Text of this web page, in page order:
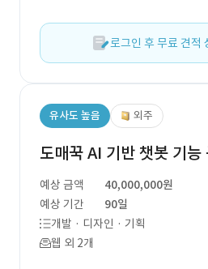
로그인 후 무료 견적
유사도 높음 외주
도매꾹 AI 기반 챗봇 기능
예상 금액
40,000,000원
예상 기간
90일
개발 · 디자인 · 기획
웹 외 2개